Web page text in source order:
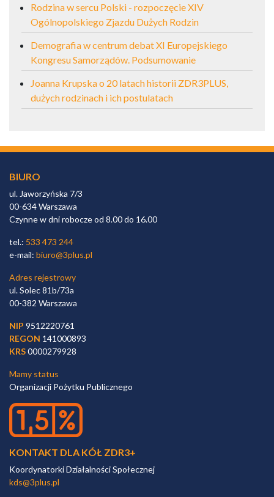
Rodzina w sercu Polski - rozpoczęcie XIV
Ogólnopolskiego Zjazdu Dużych Rodzin
Demografia w centrum debat XI Europejskiego
Kongresu Samorządów. Podsumowanie
Joanna Krupska o 20 latach historii ZDR3PLUS,
dużych rodzinach i ich postulatach
BIURO
ul. Jaworzyńska 7/3
00-634 Warszawa
Czynne w dni robocze od 8.00 do 16.00
tel.: 533 473 244
e-mail: biuro@3plus.pl
Adres rejestrowy
ul. Solec 81b/73a
00-382 Warszawa
NIP 9512220761
REGON 141000893
KRS0000279928
Mamy status
Organizacji Pożytku Publicznego
KONTAKT DLA KÓŁ ZDR3+
Koordynatorki Działalności Społecznej
kds@3plus.pl